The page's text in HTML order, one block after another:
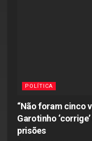
POLÍTICA
“Não foram cinco
Garotinho
prisões